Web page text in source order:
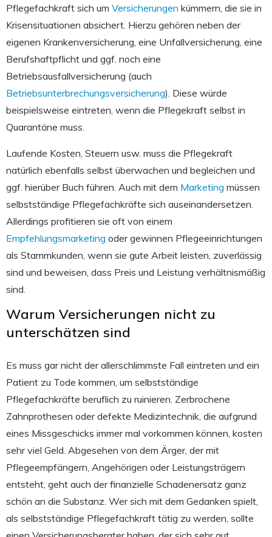
Pflegefachkraft sich um Versicherungen kümmern, die sie in
Krisensituationen absichert. Hierzu gehören neben der
eigenen Krankenversicherung, eine Unfallversicherung, eine
Berufshaftpflicht und ggf. noch eine
Betriebsausfallversicherung (auch
Betriebsunterbrechungsversicherung). Diese würde
beispielsweise eintreten, wenn die Pflegekraft selbst in
Quarantäne muss.
Laufende Kosten, Steuern usw. muss die Pflegekraft
natürlich ebenfalls selbst überwachen und begleichen und
ggf. hierüber Buch führen. Auch mit dem Marketing müssen
selbstständige Pflegefachkräfte sich auseinandersetzen.
Allerdings profitieren sie oft von einem
Empfehlungsmarketing oder gewinnen Pflegeeinrichtungen
als Stammkunden, wenn sie gute Arbeit leisten, zuverlässig
sind und beweisen, dass Preis und Leistung verhältnismäßig
sind.
Warum Versicherungen nicht zu
unterschätzen sind
Es muss gar nicht der allerschlimmste Fall eintreten und ein
Patient zu Tode kommen, um selbstständige
Pflegefachkräfte beruflich zu ruinieren. Zerbrochene
Zahnprothesen oder defekte Medizintechnik, die aufgrund
eines Missgeschicks immer mal vorkommen können, kosten
sehr viel Geld. Abgesehen von dem Ärger, der mit
Pflegeempfängern, Angehörigen oder Leistungsträgern
entsteht, geht auch der finanzielle Schadenersatz ganz
schön an die Substanz. Wer sich mit dem Gedanken spielt,
als selbstständige Pflegefachkraft tätig zu werden, sollte